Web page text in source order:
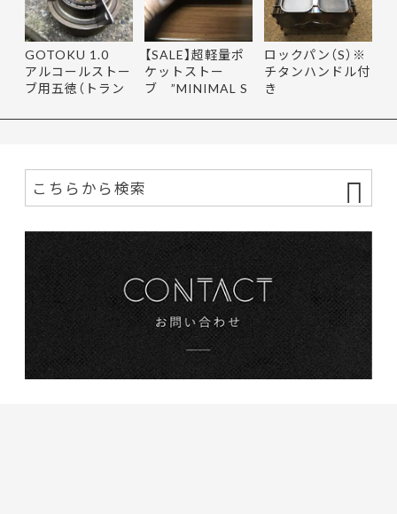
GOTOKU 1.0
アルコールストー
ブ用五徳（トラン
【SALE】超軽量ポ
ケットストー
ブ ”MINIMAL S
ロックパン（S）※
チタンハンドル付
き